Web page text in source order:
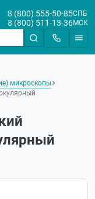
8 (800) 555-50-85СПБ
8 (800) 511-13-36МСК
микроскопы